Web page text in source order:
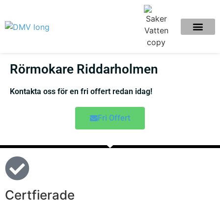
Rörmokare Riddarholmen
Kontakta oss för en fri offert redan idag!
Fri Offert
Certfierade